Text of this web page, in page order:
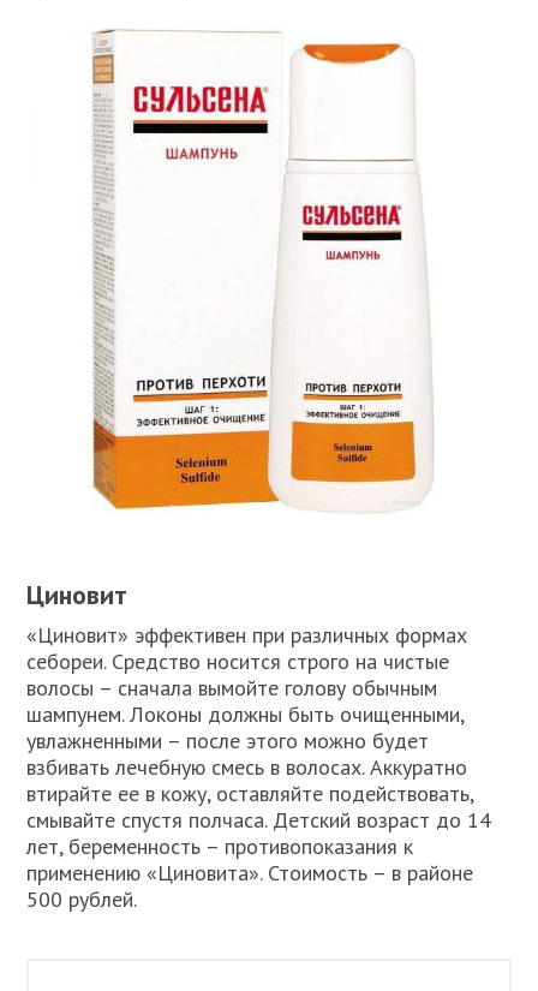
Циновит
«Циновит» эффективен при различных формах
себореи. Средство носится строго на чистые
волосы – сначала вымойте голову обычным
шампунем. Локоны должны быть очищенными,
увлажненными – после этого можно будет
взбивать лечебную смесь в волосах. Аккуратно
втирайте ее в кожу, оставляйте подействовать,
смывайте спустя полчаса. Детский возраст до 14
лет, беременность – противопоказания к
применению «Циновита». Стоимость – в районе
500 рублей.